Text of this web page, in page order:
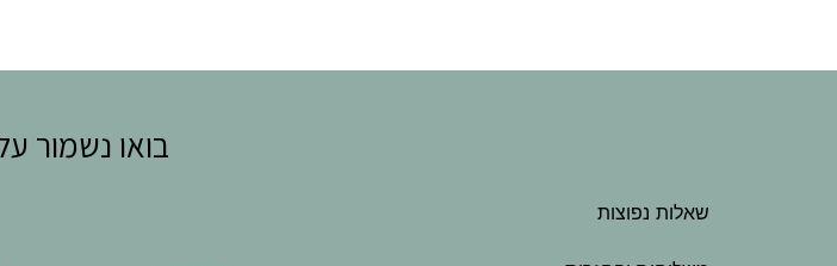
בואו נשמור
שאלות נפוצות